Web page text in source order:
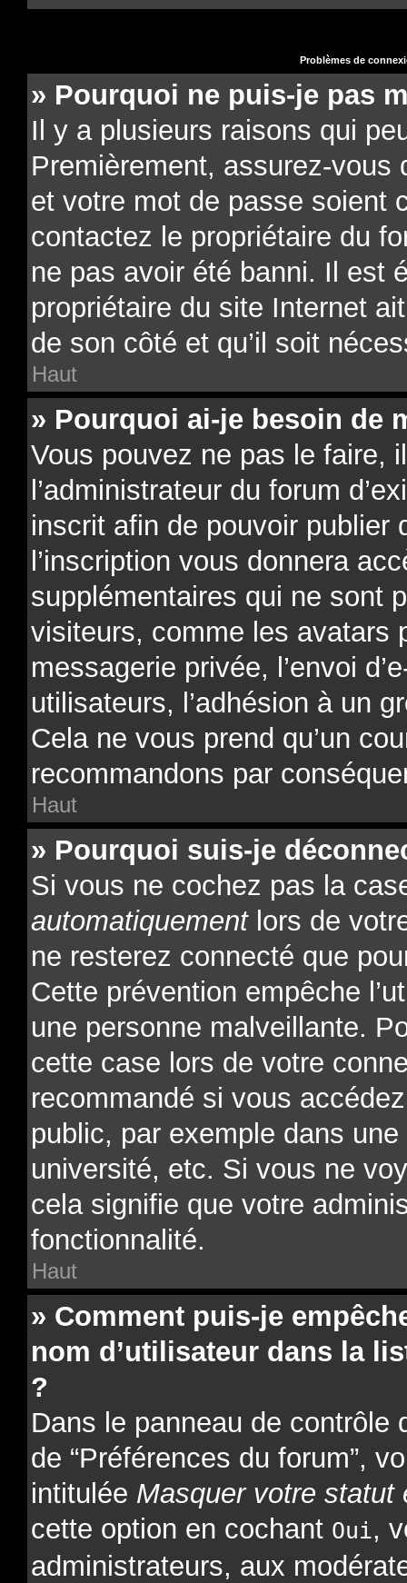
Problèmes de
» Pourquoi ne puis-je pas
Il y a plusieurs raisons qui
Premièrement, assurez-vous
et votre mot de passe soient
contactez le propriétaire du
ne pas avoir été banni. Il est
propriétaire du site Internet
de son côté et qu’il soit
Haut
» Pourquoi ai-je besoin de
Vous pouvez ne pas le faire,
l’administrateur du forum
inscrit afin de pouvoir publier
l’inscription vous donnera
supplémentaires qui ne sont
visiteurs, comme les avatars
messagerie privée, l’envoi
utilisateurs, l’adhésion à un
Cela ne vous prend qu’un
recommandons par
Haut
» Pourquoi suis-je
Si vous ne cochez pas la
automatiquementlors de
ne resterez connecté que
Cette prévention empêche
une personne malveillante.
cette case lors de votre
recommandé si vous
public, par exemple dans
université, etc. Si vous ne
cela signifie que votre
fonctionnalité.
Haut
» Comment puis-je
nom d’utilisateur dans la
?
Dans le panneau de contrôle
de “Préférences du forum”,
intitulée Masquer votre statut
cette option en cochant Oui,
administrateurs, aux